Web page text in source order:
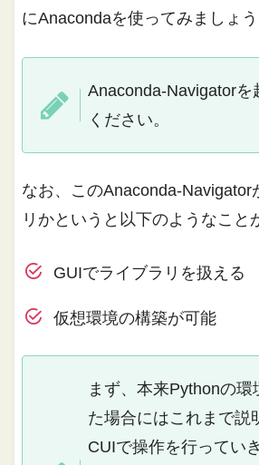
にAnacondaを使ってみましょう
Anaconda-Navigatorを
ください。
なお、このAnaconda-Navigator
リかというと以下のようなこと
GUIでライブラリを扱える
仮想環境の構築が可能
まず、本来Pythonの環
た場合にはこれまで説
CUIで操作を行ってい